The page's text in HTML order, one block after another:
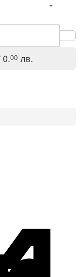
0.00 лв.